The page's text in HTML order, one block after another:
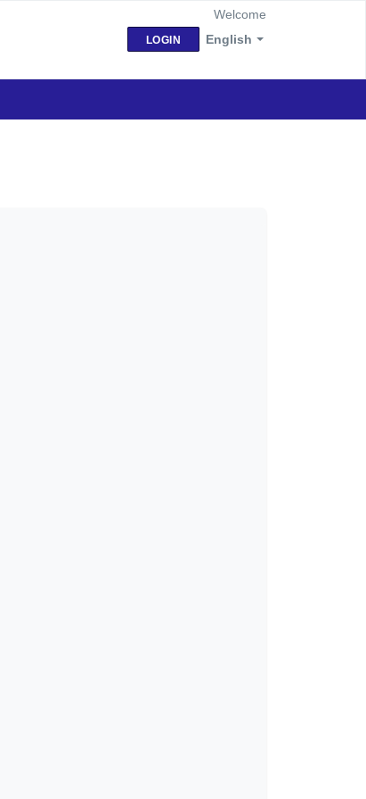
English
Welcome
LOGIN